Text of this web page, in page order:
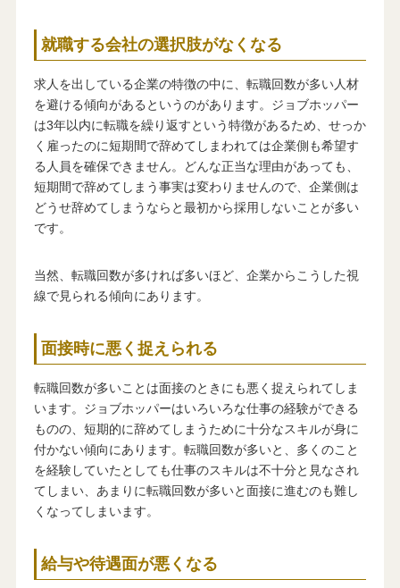
就職する会社の選択肢がなくなる
求人を出している企業の特徴の中に、転職回数が多い人材
を避ける傾向があるというのがあります。ジョブホッパー
は3年以内に転職を繰り返すという特徴があるため、せっか
く雇ったのに短期間で辞めてしまわれては企業側も希望す
る人員を確保できません。どんな正当な理由があっても、
短期間で辞めてしまう事実は変わりませんので、企業側は
どうせ辞めてしまうならと最初から採用しないことが多い
です。
当然、転職回数が多ければ多いほど、企業からこうした視
線で見られる傾向にあります。
面接時に悪く捉えられる
転職回数が多いことは面接のときにも悪く捉えられてしま
います。ジョブホッパーはいろいろな仕事の経験ができる
ものの、短期的に辞めてしまうために十分なスキルが身に
付かない傾向にあります。転職回数が多いと、多くのこと
を経験していたとしても仕事のスキルは不十分と見なされ
てしまい、あまりに転職回数が多いと面接に進むのも難し
くなってしまいます。
給与や待遇面が悪くなる